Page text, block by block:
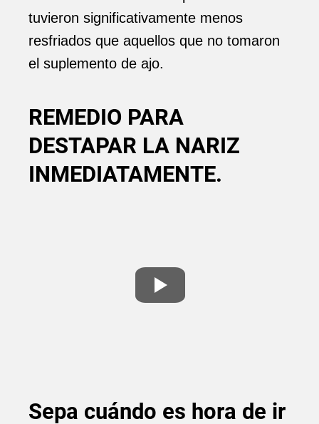
tuvieron significativamente menos
resfriados que aquellos que no tomaron
el suplemento de ajo.
REMEDIO PARA
DESTAPAR LA NARIZ
INMEDIATAMENTE.
Sepa cuándo es hora de ir